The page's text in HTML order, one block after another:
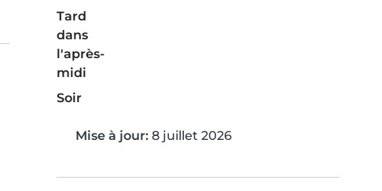
Tard
dans
l'après-
midi
Soir
Mise à jour: 8 juillet 2026